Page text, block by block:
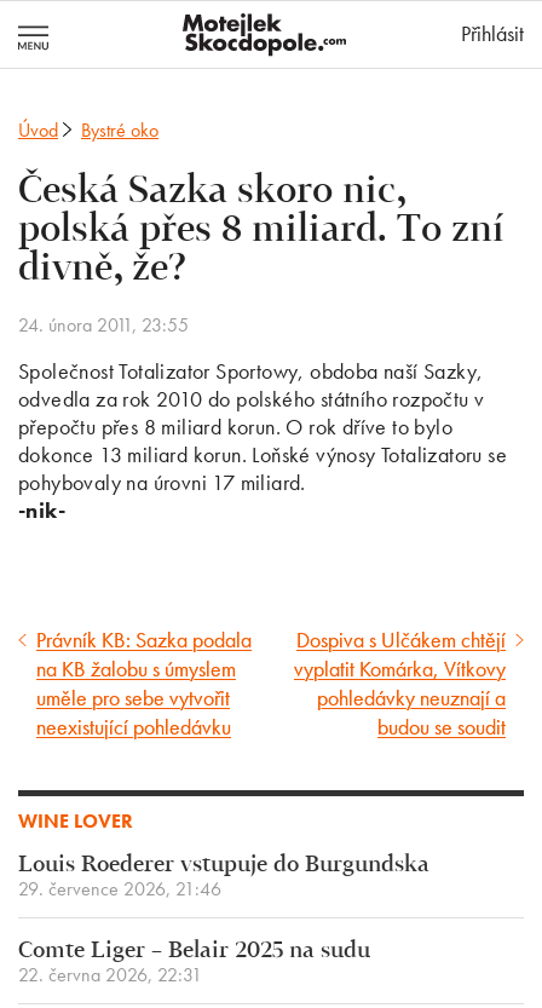
Přihlásit
Úvod Bystré oko
Česká Sazka skoro nic,
polská přes 8 miliard. To zní
divně, že?
24. února 2011, 23:55
Společnost Totalizator Sportowy, obdoba naší Sazky,
odvedla za rok 2010 do polského státního rozpočtu v
přepočtu přes 8 miliard korun. O rok dříve to bylo
dokonce 13 miliard korun. Loňské výnosy Totalizatoru se
pohybovaly na úrovni 17 miliard.
-nik-
Předcházející
článek
Právník KB: Sazka podala
na KB žalobu s úmyslem
uměle pro sebe vytvořit
neexistující pohledávku
Následující
článek
Dospiva s Ulčákem chtějí
vyplatit Komárka, Vítkovy
pohledávky neuznají a
budou se soudit
WINE LOVER
Louis Roederer vstupuje do Burgundska
29. července 2026, 21:46
Comte Liger – Belair 2025 na sudu
22. června 2026, 22:31